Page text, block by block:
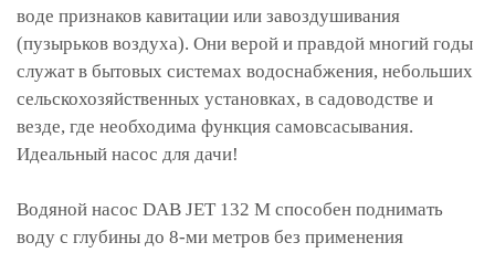
воде признаков кавитации или завоздушивания
(пузырьков воздуха). Они верой и правдой многий годы
служат в бытовых системах водоснабжения, небольших
сельскохозяйственных установках, в садоводстве и
везде, где необходима функция самовсасывания.
Идеальный насос для дачи!
Водяной насос DAB JET 132 M способен поднимать
воду с глубины до 8-ми метров без применения